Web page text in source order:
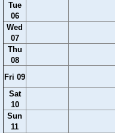
Tue
06
Wed
07
Thu
08
Fri 09
Sat
10
Sun
11